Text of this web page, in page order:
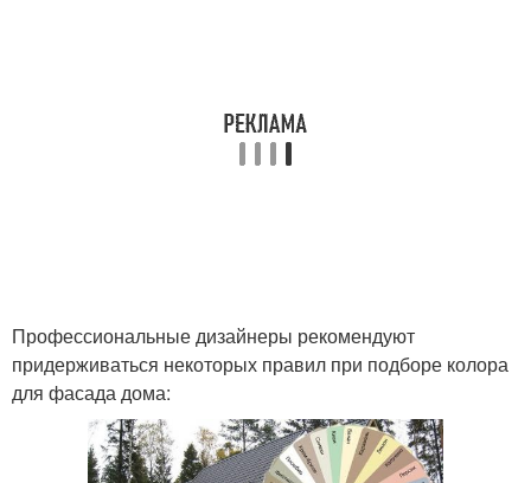
Профессиональные дизайнеры рекомендуют
придерживаться некоторых правил при подборе колора
для фасада дома: